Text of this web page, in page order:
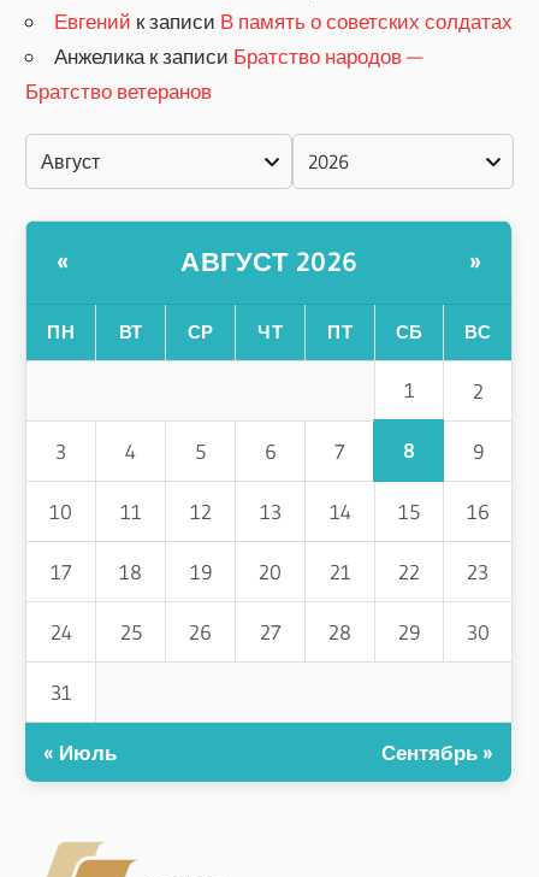
Евгений к записи В память о советских солдатах
Анжелика к записи Братство народов —
Братство ветеранов
« АВГУСТ 2026 »
ПН ВТ СР ЧТ ПТ СБ ВС
1 2
3 4 5 6 7 8 9
10 11 12 13 14 15 16
17 18 19 20 21 22 23
24 25 26 27 28 29 30
31
« Июль Сентябрь »